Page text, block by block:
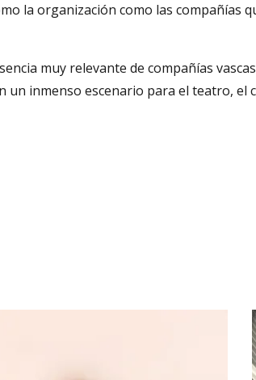
la organización como las compañías
muy relevante de compañías
inmenso escenario para el teatro, el